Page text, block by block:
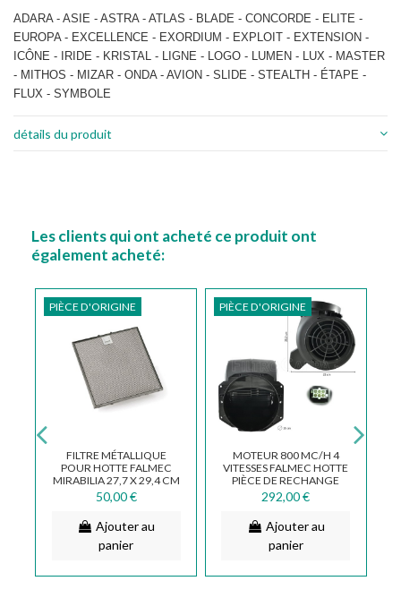
ADARA - ASIE - ASTRA - ATLAS - BLADE - CONCORDE - ELITE -
EUROPA - EXCELLENCE - EXORDIUM - EXPLOIT - EXTENSION -
ICÔNE - IRIDE - KRISTAL - LIGNE - LOGO - LUMEN - LUX - MASTER
- MITHOS - MIZAR - ONDA - AVION - SLIDE - STEALTH - ÉTAPE -
FLUX - SYMBOLE
détails du produit
Les clients qui ont acheté ce produit ont
également acheté:
PIÈCE D'ORIGINE
FILTRE MÉTALLIQUE
POUR HOTTE FALMEC
MIRABILIA 27,7 X 29,4 CM
PIÈCE DE RECHANGE...
50,00 €
Ajouter au
panier
PIÈCE D'ORIGINE
MOTEUR 800 MC/H 4
VITESSES FALMEC HOTTE
PIÈCE DE RECHANGE
ORIGINE 30506073 F49
292,00 €
Ajouter au
panier